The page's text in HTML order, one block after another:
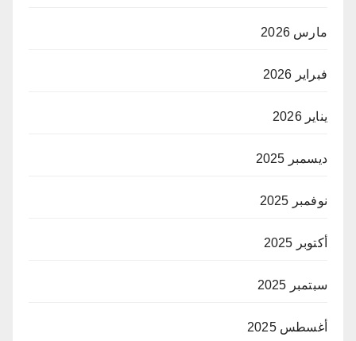
مارس 2026
فبراير 2026
يناير 2026
ديسمبر 2025
نوفمبر 2025
أكتوبر 2025
سبتمبر 2025
أغسطس 2025